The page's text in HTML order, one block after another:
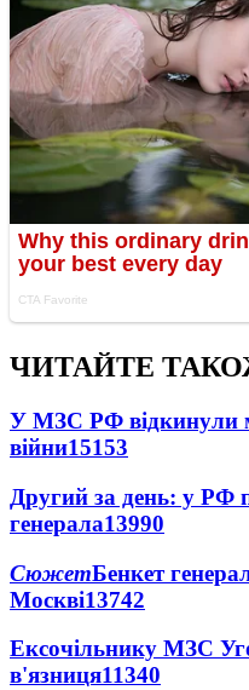
ЧИТАЙТЕ
У МЗС РФ відкинули
війни15153
Другий за день: у РФ
генерала13990
СюжетБенкет
Москві13742
Ексочільнику МЗС
в'язниця11340